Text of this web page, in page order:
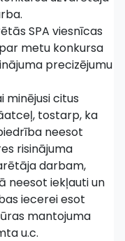
SPA viesnīcas
metu konkursa
precizējumu
minējusi citus
tostarp, ka
neesot
risinājuma
darbam,
neesot iekļauti un
iecerei esot
mantojuma
u.c.